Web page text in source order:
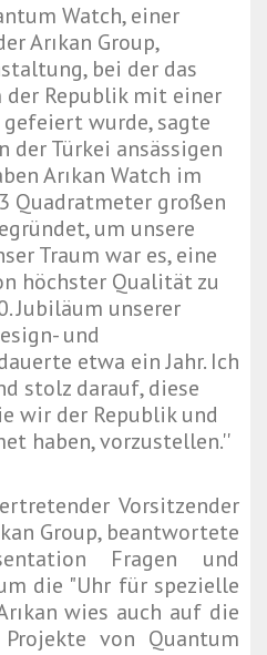
Watch, einer
Arıkan Group,
bei der das
Republik mit einer
wurde, sagte
der Türkei ansässigen
Arıkan Watch im
Quadratmeter großen
um unsere
Traum war es, eine
höchster Qualität zu
Jubiläum unserer
und
etwa ein Jahr. Ich
stolz darauf, diese
wir der Republik und
haben, vorzustellen.''
Vorsitzender
Group, beantwortete
Fragen und
die "Uhr für spezielle
wies auch auf die
von Quantum